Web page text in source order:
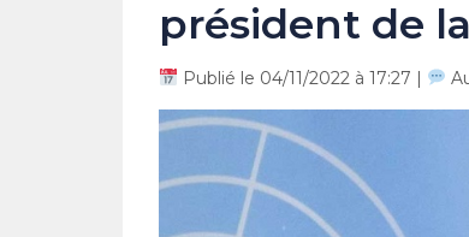
président de la
Publié le 04/11/2022 à 17:27 |